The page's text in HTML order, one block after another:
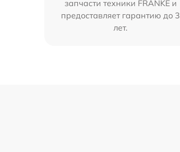
запчасти техники FRANKE и
предоставляет гарантию до 3
лет.